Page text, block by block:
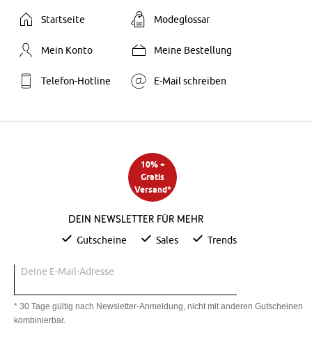
Startseite Modeglossar
Mein Konto Meine Bestellung
Telefon-Hotline E-Mail schreiben
10% +
Gratis
Versand*
Dein Newsletter für mehr
Gutscheine Sales Trends
Deine E-Mail-Adresse
* 30 Tage gültig nach Newsletter-Anmeldung, nicht mit anderen Gutscheinen
kombinierbar.